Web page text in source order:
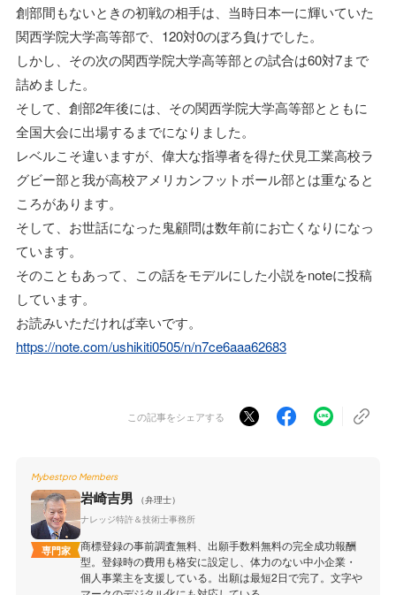
創部間もないときの初戦の相手は、当時日本一に輝いていた
関西学院大学高等部で、120対0のぼろ負けでした。
しかし、その次の関西学院大学高等部との試合は60対7まで
詰めました。
そして、創部2年後には、その関西学院大学高等部とともに
全国大会に出場するまでになりました。
レベルこそ違いますが、偉大な指導者を得た伏見工業高校ラ
グビー部と我が高校アメリカンフットボール部とは重なると
ころがあります。
そして、お世話になった鬼顧問は数年前にお亡くなりになっ
ています。
そのこともあって、この話をモデルにした小説をnoteに投稿
しています。
お読みいただければ幸いです。
https://note.com/ushikiti0505/n/n7ce6aaa62683
この記事をシェアする
Mybestpro Members
専門家
岩崎吉男
（弁理士）
ナレッジ特許＆技術士事務所
商標登録の事前調査無料、出願手数料無料の完全成功報酬
型。登録時の費用も格安に設定し、体力のない中小企業・
個人事業主を支援している。出願は最短2日で完了。文字や